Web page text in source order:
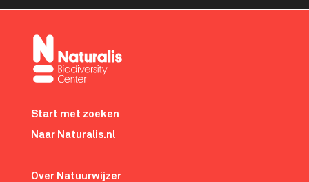
menu
Start met zoeken
Naar Naturalis.nl
Over Natuurwijzer